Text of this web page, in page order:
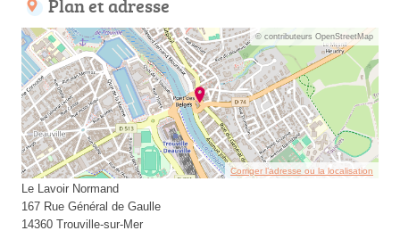
Plan et adresse
© contributeurs OpenStreetMap
Corriger l’adresse ou la localisation
Le Lavoir Normand
167 Rue Général de Gaulle
14360 Trouville-sur-Mer